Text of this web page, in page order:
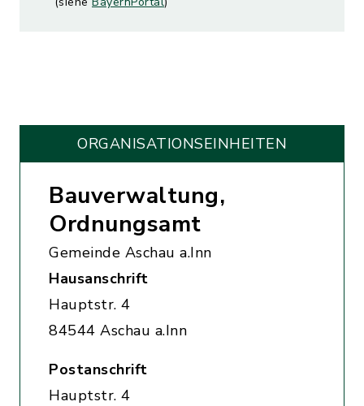
ORGANISATIONS­EINHEITEN
Bauverwaltung,
Ordnungsamt
Gemeinde Aschau a.Inn
Hausanschrift
Hauptstr. 4
84544 Aschau a.Inn
Postanschrift
Hauptstr. 4